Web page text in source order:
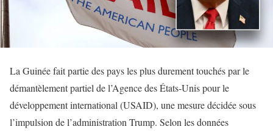
La Guinée fait partie des pays les plus durement touchés par le
démantèlement partiel de l’Agence des États-Unis pour le
développement international (USAID), une mesure décidée sous
l’impulsion de l’administration Trump. Selon les données